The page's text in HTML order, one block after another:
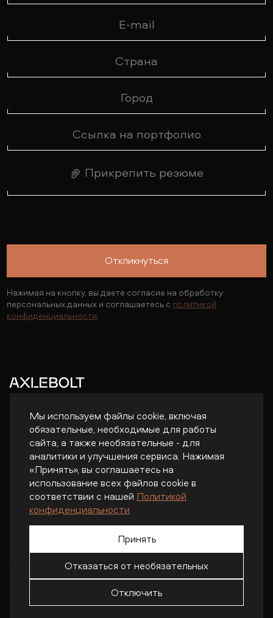
Прикрепить резюме
Откликнуться
Нажимая на кнопку, вы даете согласие на обработку
персональных данных и соглашаетесь с политикой
конфиденциальности
О компании
Новости
Работа у нас
Контакты
© 2026 Axlebolt. Все права защищены.
job@axlebolt.com Политика конфиденциальности
Мы используем файлы cookie, включая
обязательные, необходимые для работы
сайта, а также необязательные - для
аналитики и улучшения сервиса. Нажимая
«Принять», вы соглашаетесь на
использование всех файлов cookie в
соответствии с нашей Политикой
конфиденциальности
Отключить
Отказаться от необязательных
Принять